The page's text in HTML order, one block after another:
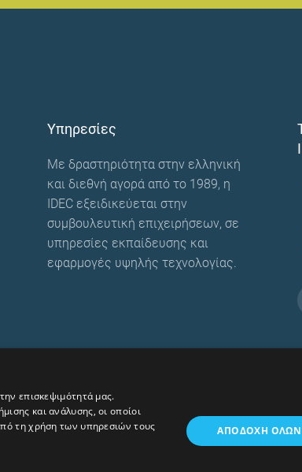
Υπηρεσίες
Με δραστηριότητα στην ελληνική
και διεθνή αγορά από το 1989, η
IDEC εξειδικεύεται στην
συμβουλευτική επιχειρήσεων, σε
υπηρεσίες εκπαίδευσης και
εφαρμογές υψηλής τεχνολογίας.
επισκεψιμότητά μας.
και ανάλυσης, οι οποίοι
τη χρήση των υπηρεσιών τους
ΑΠΟΔΟΧΉ ΌΛΩΝ